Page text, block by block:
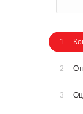
1
2
3